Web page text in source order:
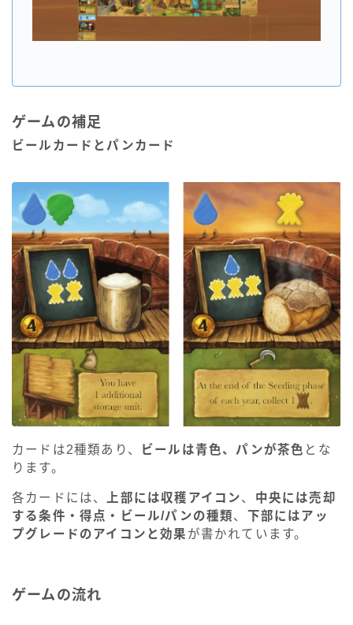
ゲームの補足
ビールカードとパンカード
カードは2種類あり、 ビールは青色、パンが茶色 とな
ります。
各カードには、 上部には収穫アイコン、 中央には売却
する条件・得点・ビール/パンの種類、 下部にはアッ
プグレードのアイコンと効果 が書かれています。
ゲームの流れ